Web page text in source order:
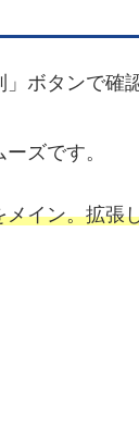
ボタンで確
ズです。
イン。拡張